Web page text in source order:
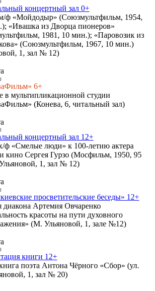
концертный зал 0+
ф «Мойдодыр» (Союзмультфильм, 1954,
«Ивашка из Дворца пионеров»
1981, 10 мин.); «Паровозик из
(Союзмультфильм, 1967, 10 мин.)
1, зал № 12)
6+
в мультипликационной студии
(Конева, 6, читальный зал)
концертный зал 12+
ф «Смелые люди» к 100-летию актера
и кино Сергея Гурзо (Мосфильм, 1950, 95
1, зал № 12)
просветительские беседы» 12+
диакона Артемия Овчаренко
красоты на пути духовного
(М. Ульяновой, 1, зале №12)
книги 12+
поэта Антона Чёрного «Сбор» (ул.
1, зал № 20)